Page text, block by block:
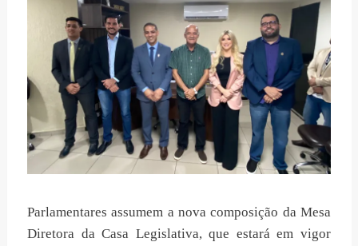
Parlamentares assumem a nova composição da Mesa
Diretora da Casa Legislativa, que estará em vigor